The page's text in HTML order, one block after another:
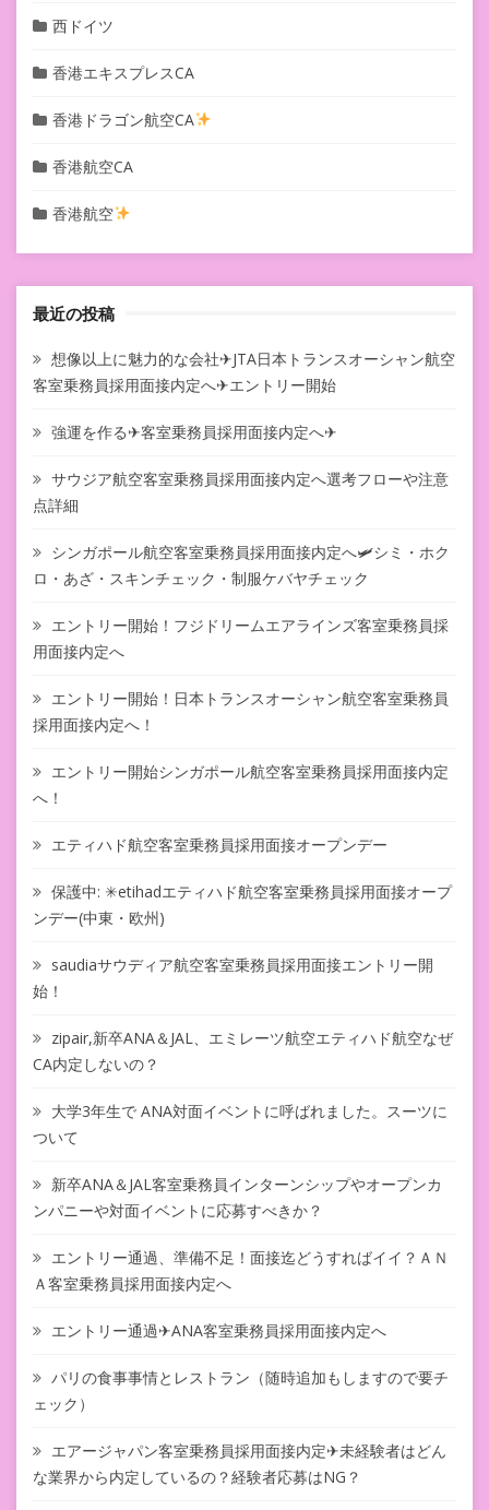
西ドイツ
香港エキスプレスCA
香港ドラゴン航空CA
香港航空CA
香港航空
最近の投稿
想像以上に魅力的な会社✈JTA日本トランスオーシャン航空
客室乗務員採用面接内定へ✈エントリー開始
強運を作る✈客室乗務員採用面接内定へ✈
サウジア航空客室乗務員採用面接内定へ選考フローや注意
点詳細
シンガポール航空客室乗務員採用面接内定へ🛩シミ・ホク
ロ・あざ・スキンチェック・制服ケバヤチェック
エントリー開始！フジドリームエアラインズ客室乗務員採
用面接内定へ
エントリー開始！日本トランスオーシャン航空客室乗務員
採用面接内定へ！
エントリー開始シンガポール航空客室乗務員採用面接内定
へ！
エティハド航空客室乗務員採用面接オープンデー
保護中: ✳︎etihadエティハド航空客室乗務員採用面接オープ
ンデー(中東・欧州)
saudiaサウディア航空客室乗務員採用面接エントリー開
始！
zipair,新卒ANA＆JAL、エミレーツ航空エティハド航空なぜ
CA内定しないの？
大学3年生で ANA対面イベントに呼ばれました。スーツに
ついて
新卒ANA＆JAL客室乗務員インターンシップやオープンカ
ンパニーや対面イベントに応募すべきか？
エントリー通過、準備不足！面接迄どうすればイイ？ＡＮ
Ａ客室乗務員採用面接内定へ
エントリー通過✈ANA客室乗務員採用面接内定へ
パリの食事事情とレストラン（随時追加もしますので要チ
ェック）
エアージャパン客室乗務員採用面接内定✈未経験者はどん
な業界から内定しているの？経験者応募はNG？